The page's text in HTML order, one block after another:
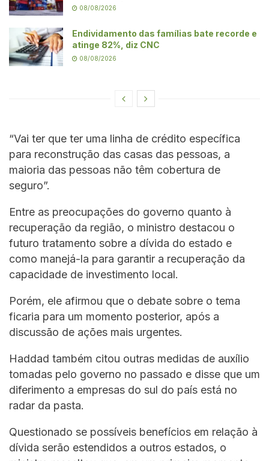
08/08/2026
Endividamento das famílias bate recorde e
atinge 82%, diz CNC
08/08/2026
“Vai ter que ter uma linha de crédito específica
para reconstrução das casas das pessoas, a
maioria das pessoas não têm cobertura de
seguro”.
Entre as preocupações do governo quanto à
recuperação da região, o ministro destacou o
futuro tratamento sobre a dívida do estado e
como manejá-la para garantir a recuperação da
capacidade de investimento local.
Porém, ele afirmou que o debate sobre o tema
ficaria para um momento posterior, após a
discussão de ações mais urgentes.
Haddad também citou outras medidas de auxílio
tomadas pelo governo no passado e disse que um
diferimento a empresas do sul do país está no
radar da pasta.
Questionado se possíveis benefícios em relação à
dívida serão estendidos a outros estados, o